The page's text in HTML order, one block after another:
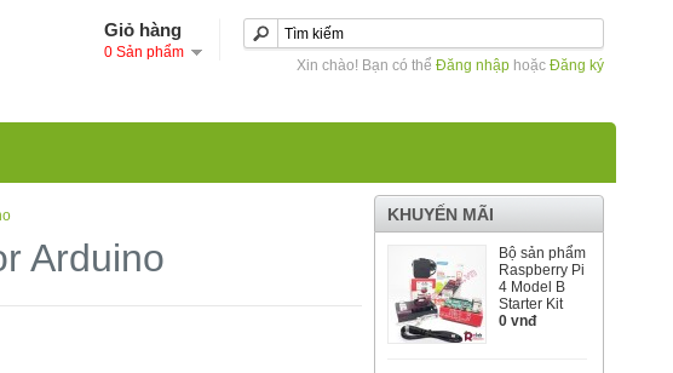
Giỏ hàng
0 Sản phẩm
Xin chào! Bạn có thể Đăng nhập hoặc Đăng ký
KHUYẾN MÃI
Bộ sản phẩm
Raspberry Pi
4 Model B
Starter Kit
0 vnđ
Arduino